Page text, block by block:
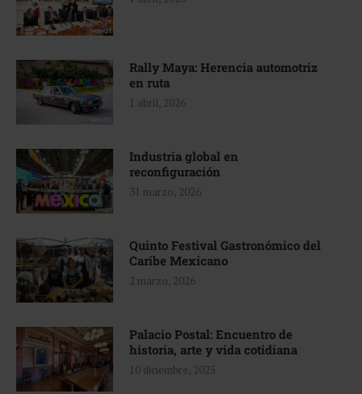
Rally Maya: Herencia automotriz
en ruta
1 abril, 2026
Industria global en
reconfiguración
31 marzo, 2026
Quinto Festival Gastronómico del
Caribe Mexicano
2 marzo, 2026
Palacio Postal: Encuentro de
historia, arte y vida cotidiana
10 diciembre, 2025